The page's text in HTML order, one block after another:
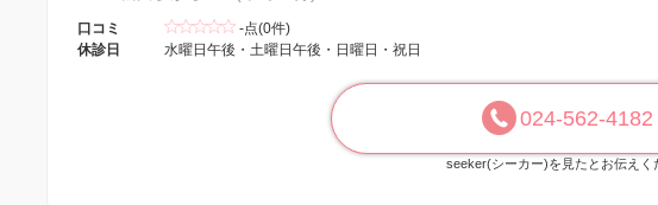
口コミ
-点(0件)
休診日
水曜日午後・土曜日午後・日曜日・祝日
024-562-4182
seeker(シーカー)を見たとお伝えく